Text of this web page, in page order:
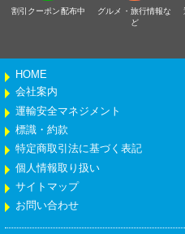
割引クーポン配布中
グルメ・旅行情報な
ど
HOME
会社案内
運輸安全マネジメント
標識・約款
特定商取引法に基づく表記
個人情報取り扱い
サイトマップ
お問い合わせ